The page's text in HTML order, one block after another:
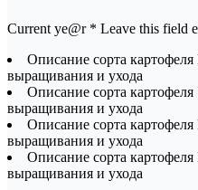
Current ye@r * Leave this field
Описание сорта
выращивания и ухода
Описание сорта картофеля
выращивания и ухода
Описание сорта
выращивания и ухода
Описание сорта
выращивания и ухода